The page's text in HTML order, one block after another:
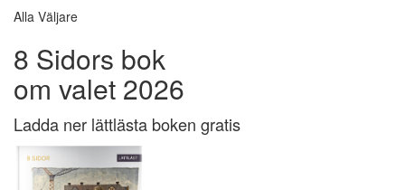
Alla Väljare
8 Sidors bok
om valet 2026
Ladda ner lättlästa boken gratis